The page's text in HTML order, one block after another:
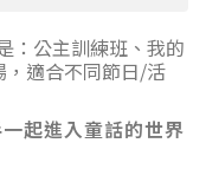
：公主訓練班、我的
，適合不同節日/活
起進入童話的世界